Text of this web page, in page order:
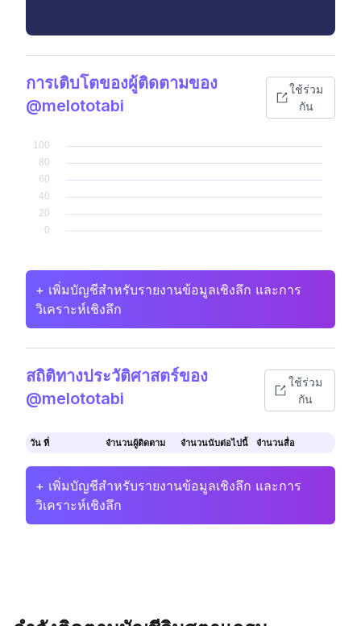
การเติบโตของผู้ติดตามของ
@melototabi
ใช้ร่วม
กัน
+ เพิ่มบัญชีสำหรับรายงานข้อมูลเชิงลึก และการ
วิเคราะห์เชิงลึก
สถิติทางประวัติศาสตร์ของ
@melototabi
ใช้ร่วม
กัน
วัน ที่ จำนวนผู้ติดตาม จำนวนนับต่อไปนี้ จำนวนสื่อ
+ เพิ่มบัญชีสำหรับรายงานข้อมูลเชิงลึก และการ
วิเคราะห์เชิงลึก